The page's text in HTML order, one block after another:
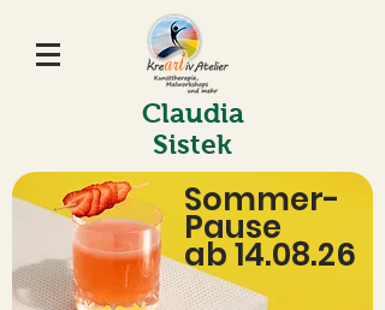
Claudia
Sistek
Sommer-
Pause
ab 14.08.26